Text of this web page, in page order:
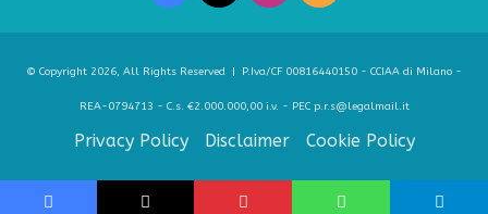
© Copyright 2026, All Rights Reserved | P.Iva/CF 00816440150 - CCIAA di Milano -
REA-0794713 - C.s. €2.000.000,00 i.v. - PEC p.r.s@legalmail.it
Privacy Policy Disclaimer Cookie Policy